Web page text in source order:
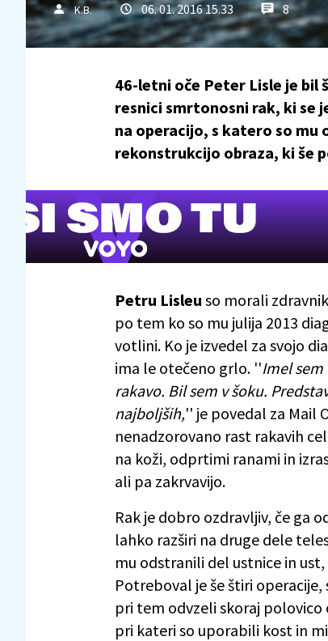
K.B. 06. 01. 2016 15.33 8
46-letni oče Peter Lisle je bil
resnici smrtonosni rak, ki se
na operacijo, s katero so
rekonstrukcijo obraza, ki še
Petru Lisleu so morali
po tem ko so mu julija 2013
votlini. Ko je izvedel za svojo
ima le otečeno grlo. ''Imel
rakavo. Bil sem v šoku.
najboljših,'' je povedal za Mail
nenadzorovano rast rakavih
na koži, odprtimi ranami in
ali pa zakrvavijo.
Rak je dobro ozdravljiv, če ga
lahko razširi na druge dele
mu odstranili del ustnice in
Potreboval je še štiri
pri tem odvzeli skoraj
pri kateri so uporabili kost in